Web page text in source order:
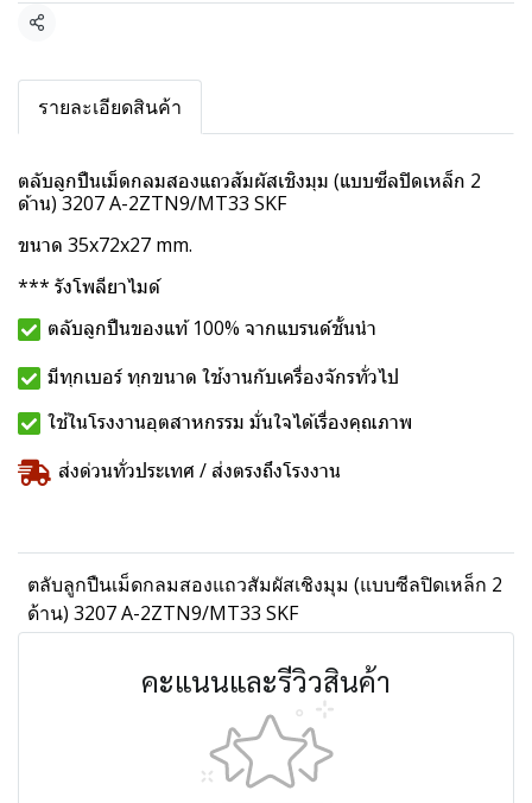
แชร์
รายละเอียดสินค้า
ตลับลูกปืนเม็ดกลมสองแถวสัมผัสเชิงมุม (แบบซีลปิดเหล็ก 2
ด้าน) 3207 A-2ZTN9/MT33 SKF
ขนาด 35x72x27 mm.
*** รังโพลียาไมด์
ตลับลูกปืนของแท้ 100% จากแบรนด์ชั้นนำ
มีทุกเบอร์ ทุกขนาด ใช้งานกับเครื่องจักรทั่วไป
ใช้ในโรงงานอุตสาหกรรม มั่นใจได้เรื่องคุณภาพ
ส่งด่วนทั่วประเทศ / ส่งตรงถึงโรงงาน
ตลับลูกปืนเม็ดกลมสองแถวสัมผัสเชิงมุม (แบบซีลปิดเหล็ก 2
ด้าน) 3207 A-2ZTN9/MT33 SKF
คะแนนและรีวิวสินค้า